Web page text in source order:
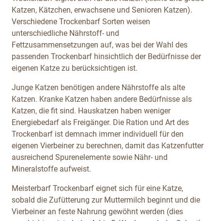
Katzen, Kätzchen, erwachsene und Senioren Katzen).
Verschiedene Trockenbarf Sorten weisen
unterschiedliche Nährstoff- und
Fettzusammensetzungen auf, was bei der Wahl des
passenden Trockenbarf hinsichtlich der Bedürfnisse der
eigenen Katze zu berücksichtigen ist.
Junge Katzen benötigen andere Nährstoffe als alte
Katzen. Kranke Katzen haben andere Bedürfnisse als
Katzen, die fit sind. Hauskatzen haben weniger
Energiebedarf als Freigänger. Die Ration und Art des
Trockenbarf ist demnach immer individuell für den
eigenen Vierbeiner zu berechnen, damit das Katzenfutter
ausreichend Spurenelemente sowie Nähr- und
Mineralstoffe aufweist.
Meisterbarf Trockenbarf eignet sich für eine Katze,
sobald die Zufütterung zur Muttermilch beginnt und die
Vierbeiner an feste Nahrung gewöhnt werden (dies